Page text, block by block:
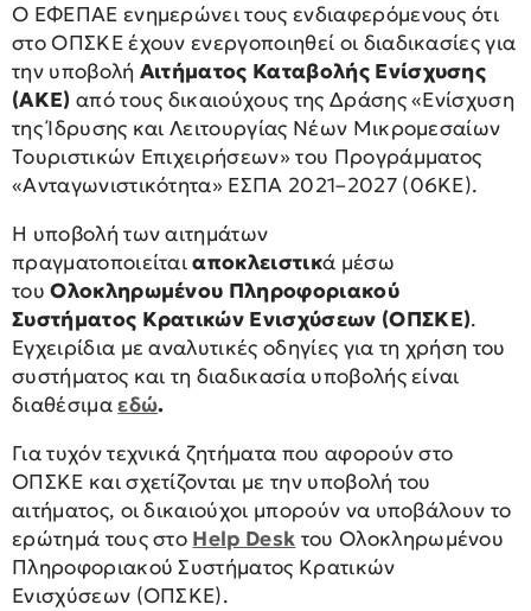
Ο ΕΦΕΠΑΕ ενημερώνει τους ενδιαφερόμενους ότι
στο ΟΠΣΚΕ έχουν ενεργοποιηθεί οι διαδικασίες για
την υποβολή Αιτήματος Καταβολής Ενίσχυσης
(ΑΚΕ) από τους δικαιούχους της Δράσης «Ενίσχυση
της Ίδρυσης και Λειτουργίας Νέων Μικρομεσαίων
Τουριστικών Επιχειρήσεων» του Προγράμματος
«Ανταγωνιστικότητα» ΕΣΠΑ 2021–2027 (06ΚΕ).
Η υποβολή των αιτημάτων
πραγματοποιείταιαποκλειστικά μέσω
τουΟλοκληρωμένου Πληροφοριακού
Συστήματος Κρατικών Ενισχύσεων (ΟΠΣΚΕ).
Εγχειρίδια με αναλυτικές οδηγίες για τη χρήση του
συστήματος και τη διαδικασία υποβολής είναι
διαθέσιμαεδώ.
Για τυχόν τεχνικά ζητήματα που αφορούν στο
ΟΠΣΚΕ και σχετίζονται με την υποβολή του
αιτήματος, οι δικαιούχοι μπορούν να υποβάλουν το
ερώτημά τους στο Help Desk του Ολοκληρωμένου
Πληροφοριακού Συστήματος Κρατικών
Ενισχύσεων (ΟΠΣΚΕ).